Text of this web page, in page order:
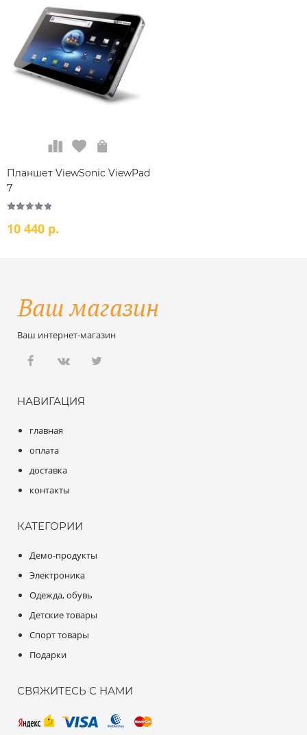
Планшет ViewSonic ViewPad
7
10 440 р.
Ваш интернет-магазин
НАВИГАЦИЯ
главная
оплата
доставка
контакты
КАТЕГОРИИ
Демо-продукты
Электроника
Одежда, обувь
Детские товары
Спорт товары
Подарки
СВЯЖИТЕСЬ С НАМИ